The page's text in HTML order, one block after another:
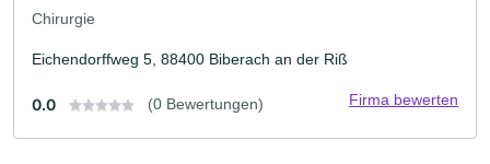
Chirurgie
Eichendorffweg 5, 88400 Biberach an der Riß
0.0 (0 Bewertungen) Firma bewerten